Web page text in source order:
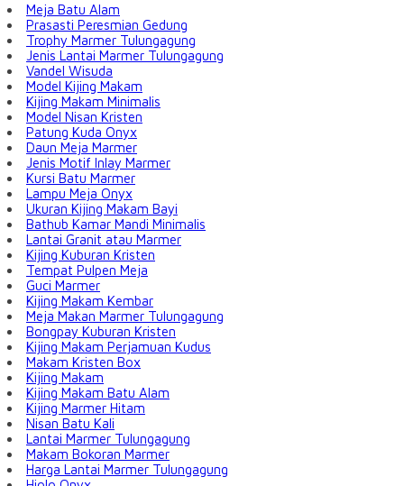
Meja Batu Alam
Prasasti Peresmian Gedung
Trophy Marmer Tulungagung
Jenis Lantai Marmer Tulungagung
Vandel Wisuda
Model Kijing Makam
Kijing Makam Minimalis
Model Nisan Kristen
Patung Kuda Onyx
Daun Meja Marmer
Jenis Motif Inlay Marmer
Kursi Batu Marmer
Lampu Meja Onyx
Ukuran Kijing Makam Bayi
Bathub Kamar Mandi Minimalis
Lantai Granit atau Marmer
Kijing Kuburan Kristen
Tempat Pulpen Meja
Guci Marmer
Kijing Makam Kembar
Meja Makan Marmer Tulungagung
Bongpay Kuburan Kristen
Kijing Makam Perjamuan Kudus
Makam Kristen Box
Kijing Makam
Kijing Makam Batu Alam
Kijing Marmer Hitam
Nisan Batu Kali
Lantai Marmer Tulungagung
Makam Bokoran Marmer
Harga Lantai Marmer Tulungagung